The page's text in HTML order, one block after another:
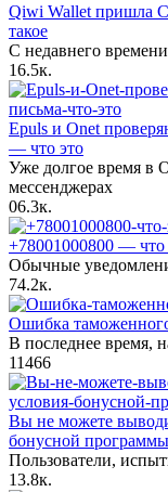
Qiwi Wallet пришла
такое
С недавнего
16.5к.
Epuls и Onet
— что это
Уже долгое время в
мессенджерах
06.3к.
+78001000800 — что
Обычные
74.2к.
Ошибка
В последнее время,
11466
Вы не можете
бонусной
Пользователи,
13.8к.